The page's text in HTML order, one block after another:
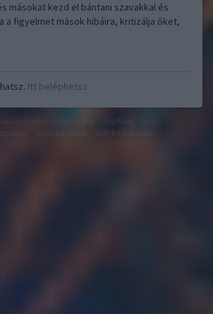
másokat kezd el bántani szavakkal és
a figyelmet mások hibáira, kritizálja őket,
Itt beléphetsz
süti beállítások